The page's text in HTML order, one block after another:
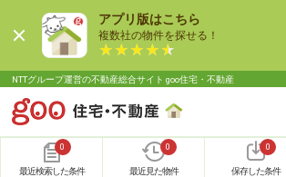
アプリ版はこちら
複数社の物件を探せる！
NTTグループ運営の不動産総合サイト goo住宅・不動産
0
最近検索した条件
0
最近見た物件
0
保存した条件